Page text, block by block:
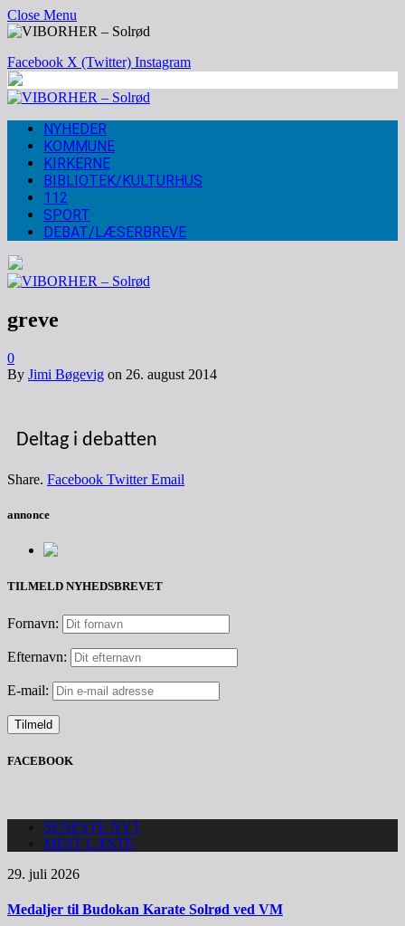
Close Menu
Facebook X (Twitter) Instagram
NYHEDER
KOMMUNE
KIRKERNE
BIBLIOTEK/KULTURHUS
112
SPORT
DEBAT/LÆSERBREVE
greve
0
By Jimi Bøgevig on 26. august 2014
Deltag i debatten
Share. Facebook Twitter Email
annonce
TILMELD NYHEDSBREVET
Fornavn:
Efternavn:
E-mail:
FACEBOOK
SENESTE NYT
MEST LÆSTE
29. juli 2026
Medaljer til Budokan Karate Solrød ved VM